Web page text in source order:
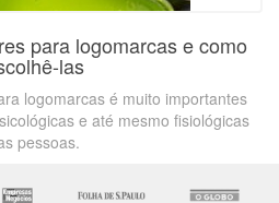
para logomarcas e como
las
logomarcas é muito importantes
e até mesmo fisiológicas
pessoas.